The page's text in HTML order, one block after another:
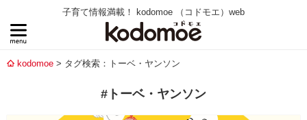
子育て情報満載！ kodomoe （コドモエ）web
kodomoe タグ検索：トーベ・ヤンソン
#トーベ・ヤンソン